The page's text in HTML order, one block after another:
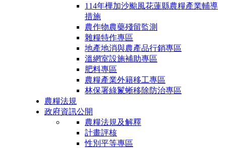
114年樺加沙颱風花蓮縣農糧產業輔導
措施
農作物農藥殘留監測
雜糧特作專區
地產地消與農產品行銷專區
溫網室設施補助專區
肥料專區
農糧產業外籍移工專區
林保署綠鬣蜥移除防治專區
農糧法規
政府資訊公開
農糧法規及解釋
計畫評核
性別平等專區